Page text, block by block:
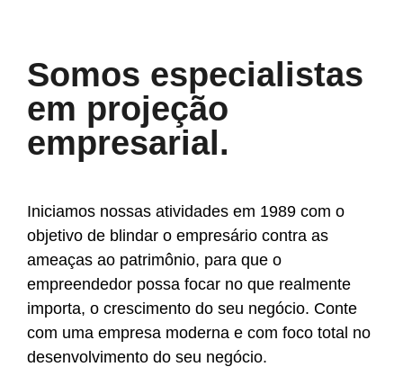
Somos especialistas
em projeção
empresarial.
Iniciamos nossas atividades em 1989 com o
objetivo de blindar o empresário contra as
ameaças ao patrimônio, para que o
empreendedor possa focar no que realmente
importa, o crescimento do seu negócio. Conte
com uma empresa moderna e com foco total no
desenvolvimento do seu negócio.